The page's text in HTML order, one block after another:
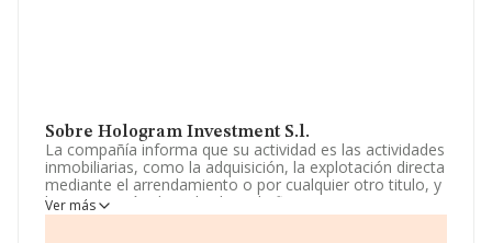
Sobre Hologram Investment S.l.
La compañía informa que su actividad es las actividades
inmobiliarias, como la adquisición, la explotación directa
mediante el arrendamiento o por cualquier otro titulo, y
la enajenación de toda clase de fincas, terrenos,
solares, construcciones, etc. La sociedad está
Ver más